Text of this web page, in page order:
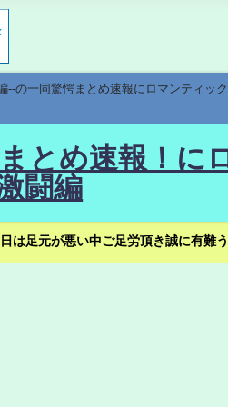
の一同驚愕まとめ速報にロマンティッ
とめ速報！に
闘編
足元が悪い中ご足労頂き誠に有難う